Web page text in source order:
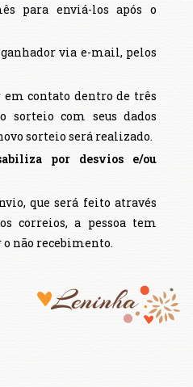
para enviá-los após o
via e-mail, pelos
em contato dentro de três
sorteio com seus dados
sorteio será realizado.
por desvios e/ou
que será feito através
correios, a pessoa tem
não recebimento.